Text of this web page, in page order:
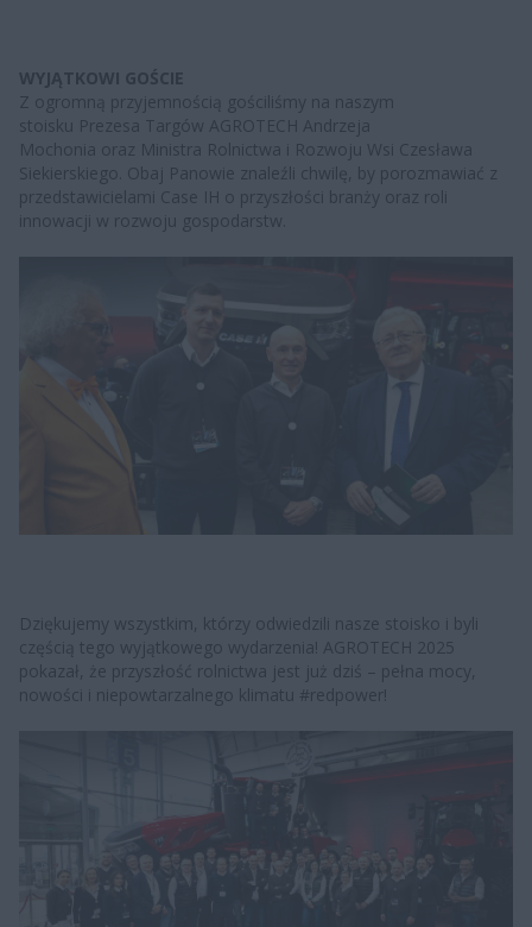
WYJĄTKOWI GOŚCIE
Z ogromną przyjemnością gościliśmy na naszym
stoisku Prezesa Targów AGROTECH Andrzeja
Mochonia oraz Ministra Rolnictwa i Rozwoju Wsi Czesława
Siekierskiego. Obaj Panowie znaleźli chwilę, by porozmawiać z
przedstawicielami Case IH o przyszłości branży oraz roli
innowacji w rozwoju gospodarstw.
Dziękujemy wszystkim, którzy odwiedzili nasze stoisko i byli
częścią tego wyjątkowego wydarzenia! AGROTECH 2025
pokazał, że przyszłość rolnictwa jest już dziś – pełna mocy,
nowości i niepowtarzalnego klimatu #redpower!